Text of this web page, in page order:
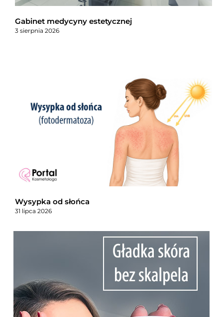
Gabinet medycyny estetycznej
3 sierpnia 2026
Wysypka od słońca
31 lipca 2026